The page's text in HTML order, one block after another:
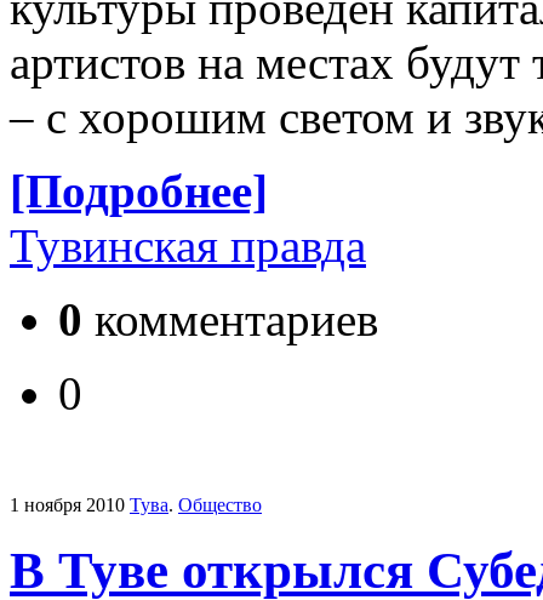
артистов на местах
– с хорошим светом и
[Подробнее]
Тувинская правда
0 комментариев
0
1 ноября 2010 Тува. Общество
В Туве открылся